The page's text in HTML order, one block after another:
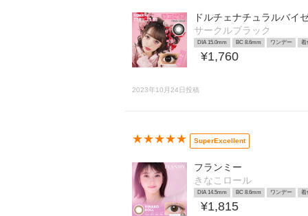
ドルチェナチュラルバイ
サークルブラック
DIA 15.0mm BC 8.6mm ワンデー 着
¥1,760
2023年10月24日投稿
★★★★★ SuperExcellent
フランミー
きなこロール
DIA 14.5mm BC 8.6mm ワンデー 着
¥1,815